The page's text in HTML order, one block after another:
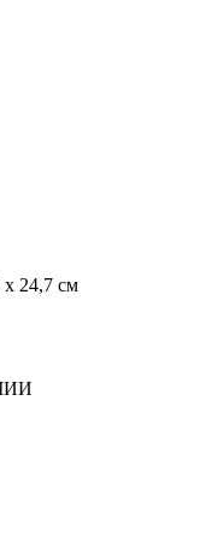
х 24,7 см